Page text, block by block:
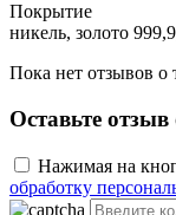
Покрытие
никель, золото
Пока нет отзывов о
Оставьте отзыв
Нажимая на
обработку